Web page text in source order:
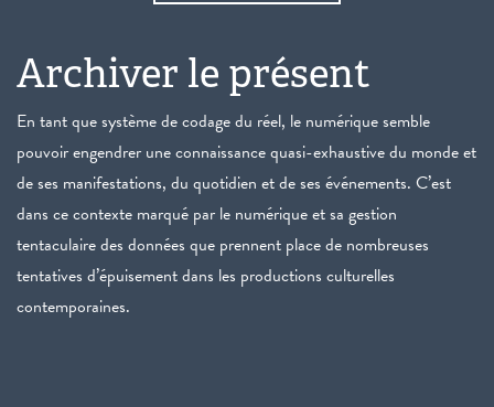
Archiver le présent
En tant que système de codage du réel, le numérique semble
pouvoir engendrer une connaissance quasi-exhaustive du monde et
de ses manifestations, du quotidien et de ses événements. C’est
dans ce contexte marqué par le numérique et sa gestion
tentaculaire des données que prennent place de nombreuses
tentatives d’épuisement dans les productions culturelles
contemporaines.